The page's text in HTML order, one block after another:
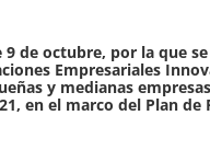
9 de octubre, por la que
Empresariales
y medianas
en el marco del Plan